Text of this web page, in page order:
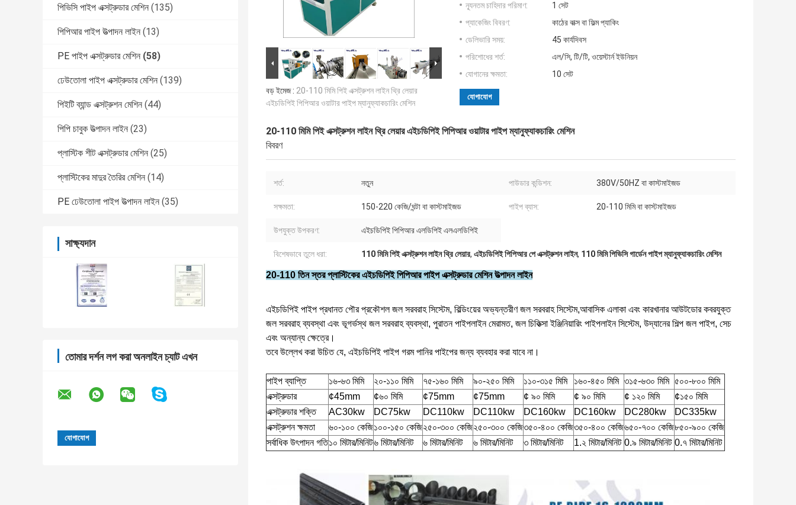
পিভিসি পাইপ এক্সট্রুডার মেশিন (135)
পিপিআর পাইপ উত্পাদন লাইন (13)
PE পাইপ এক্সট্রুডার মেশিন (58)
ঢেউতোলা পাইপ এক্সট্রুডার মেশিন (139)
পিইটি ব্যান্ড এক্সট্রুশন মেশিন (44)
পিপি চাবুক উত্পাদন লাইন (23)
প্লাস্টিক শীট এক্সট্রুডার মেশিন (25)
প্লাস্টিকের মাদুর তৈরির মেশিন (14)
PE ঢেউতোলা পাইপ উত্পাদন লাইন (35)
সাক্ষ্যদান
তোমার দর্শন লগ করা অনলাইন চ্যাট এখন
বড় ইমেজ : 20-110 মিমি পিই এক্সট্রুশন লাইন থ্রি লেয়ার
এইচডিপিই পিপিআর ওয়াটার পাইপ ম্যানুফ্যাকচারিং মেশিন
ন্যূনতম চাহিদার পরিমাণ:
1 সেট
প্যাকেজিং বিবরণ:
কাঠের বাক্স বা ফিল্ম প্যাকিং
ডেলিভারি সময়:
45 কার্যদিবস
পরিশোধের শর্ত:
এল/সি, টি/টি, ওয়েস্টার্ন ইউনিয়ন
যোগানের ক্ষমতা:
10 সেট
যোগাযোগ
20-110 মিমি পিই এক্সট্রুশন লাইন থ্রি লেয়ার এইচডিপিই পিপিআর ওয়াটার পাইপ ম্যানুফ্যাকচারিং মেশিন
বিবরণ
শর্ত: নতুন পাউডার কন্ডিশন: 380V/50HZ বা কাস্টমাইজড
সক্ষমতা: 150-220 কেজি/ঘন্টা বা কাস্টমাইজড পাইপ ব্যাস: 20-110 মিমি বা কাস্টমাইজড
উপযুক্ত উপকরণ: এইচডিপিই পিপিআর এলডিপিই এলএলডিপিই
বিশেষভাবে তুলে ধরা: 110 মিমি পিই এক্সট্রুশন লাইন থ্রি লেয়ার, এইচডিপিই পিপিআর পে এক্সট্রুশন লাইন, 110 মিমি পিভিসি গার্ডেন পাইপ ম্যানুফ্যাকচারিং মেশিন
20-110 তিন স্তর প্লাস্টিকের এইচডিপিই পিপিআর পাইপ এক্সট্রুডার মেশিন উত্পাদন লাইন
এইচডিপিই পাইপ প্রধানত পৌর প্রকৌশল জল সরবরাহ সিস্টেম, বিল্ডিংয়ের অভ্যন্তরীণ জল সরবরাহ সিস্টেম,আবাসিক এলাকা এবং কারখানার আউটডোর কবরযুক্ত
জল সরবরাহ ব্যবস্থা এবং ভূগর্ভস্থ জল সরবরাহ ব্যবস্থা, পুরাতন পাইপলাইন মেরামত, জল চিকিত্সা ইঞ্জিনিয়ারিং পাইপলাইন সিস্টেম, উদ্যানের শিল্প জল পাইপ, সেচ
এবং অন্যান্য ক্ষেত্রে।
তবে উল্লেখ করা উচিত যে, এইচডিপিই পাইপ গরম পানির পাইপের জন্য ব্যবহার করা যাবে না।
পাইপ ব্যাপ্তি ১৬-৬৩ মিমি ২০-১১০ মিমি ৭৫-১৬০ মিমি ৯০-২৫০ মিমি ১১০-৩১৫ মিমি ১৬০-৪৫০ মিমি ৩১৫-৬৩০ মিমি ৫০০-৮০০ মিমি
এক্সট্রুডার
¢45mm ¢৬০ মিমি ¢75mm ¢75mm ¢ ৯০ মিমি ¢ ৯০ মিমি ¢ ১২০ মিমি
¢১৫০ মিমি
এক্সট্রুডার শক্তি
AC30kw DC75kw DC110kw DC110kw DC160kw DC160kw DC280kw
DC335kw
এক্সট্রুশন ক্ষমতা
৬০-১০০ কেজি১০০-১৫০ কেজি২৫০-৩০০ কেজি২৫০-৩০০ কেজি৩৫০-৪০০ কেজি৩৫০-৪০০ কেজি৬৫০-৭০০ কেজি৮৫০-৯০০ কেজি
সর্বাধিক উৎপাদন গতি১০ মিটার/মিনিট৬ মিটার/মিনিট ৬ মিটার/মিনিট ৬ মিটার/মিনিট ৩ মিটার/মিনিট 1.২ মিটার/মিনিট 0.৯ মিটার/মিনিট 0.৭ মিটার/মিনিট